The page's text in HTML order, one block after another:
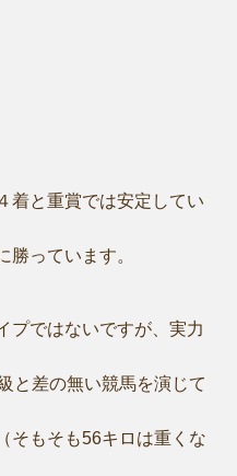
着と重賞では安定してい
勝っています。
プではないですが、実力
と差の無い競馬を演じて
そもそも56キロは重くな